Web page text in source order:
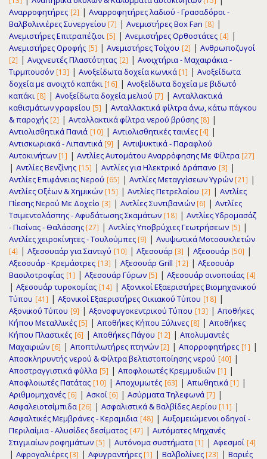
Αναρροφητήρες [2] | Αναρροφητήρες λαδιού - Γρασαδόροι -
Βαλβολινιέρες Συνεργείου [7] | Ανεμιστήρες Box Fan [8] |
Ανεμιστήρες Επιτραπέζιοι [5] | Ανεμιστήρες Ορθοστάτες [4] |
Ανεμιστήρες Οροφής [5] | Ανεμιστήρες Τοίχου [2] | Ανθρωποζυγοί
[2] | Ανιχνευτές Πλαστότητας [2] | Ανοιχτήρια - Μαχαιράκια -
Τιρμπουσόν [13] | Ανοξείδωτα δοχεία κωνικά [1] | Ανοξείδωτα
δοχεία με ανοιχτό καπάκι [16] | Ανοξείδωτα δοχεία με βιδωτό
καπάκι [8] | Ανοξείδωτα δοχεία μελιού [7] | Ανταλλακτικά
καθισμάτων γραφείου [5] | Ανταλλακτικά φίλτρα άνω, κάτω πάγκου
& παροχής [2] | Ανταλλακτικά φίλτρα νερού βρύσης [8] |
Αντιολισθητικά Πανιά [10] | Αντιολισθητικές ταινίες [4] |
Αντισκωριακά - Λιπαντικά [9] | Αντιψυκτικά - Παραφλού
Αυτοκινήτων [1] | Αντλίες Αυτομάτου Αναρρόφησης Με Φίλτρα [27]
| Αντλίες Βενζίνης [15] | Αντλίες για Ηλεκτρικό Δράπανο [3] |
Αντλίες Επιφάνειας Νερού [65] | Αντλίες Μεταγγίσεων Υγρών [21] |
Αντλίες Οξέων & Χημικών [15] | Αντλίες Πετρελαίου [2] | Αντλίες
Πίεσης Νερού Με Δοχείο [3] | Αντλίες Συντιβανιών [6] | Αντλίες
Τσιμεντολάσπης - Αφυδάτωσης Σκαμάτων [18] | Αντλίες Υδρομασάζ
- Πισίνας - Θαλάσσης [27] | Αντλίες Υποβρύχιες Γεωτρήσεων [5] |
Αντλίες χειροκίνητες - Τουλούμπες [9] | Ανυψωτικά Μοτοσυκλετών
[4] | Αξεσουαάρ για Σαντιγύ [10] | Αξεσουάρ [3] | Αξεσουάρ [50] |
Αξεσουάρ - Κρεμάστρες [13] | Αξεσουάρ Grill [12] | Αξεσουάρ
Βασιλοτροφίας [1] | Αξεσουάρ Γύρων [5] | Αξεσουάρ οινοποιίας [4]
| Αξεσουάρ τυροκομίας [14] | Αξονικοί Εξαεριστήρες Βιομηχανικού
Τύπου [41] | Αξονικοί Εξαεριστήρες Οικιακού Τύπου [18] |
Αξονικού Τύπου [9] | Αξονοφυγοκεντρικού Τύπου [13] | Αποθήκες
Κήπου Μεταλλικές [5] | Αποθήκες Κήπου Ξύλινες [8] | Αποθήκες
Κήπου Πλαστικές [6] | Αποθήκες Πάγου [12] | Απολυμαντές
Μαχαιριών [6] | Αποπτιλωτήρες πτηνών [2] | Απορροφητήρες [1] |
Αποσκληρυντής νερού & Φίλτρα βελτιστοποίησης νερού [40] |
Αποστραγγιστικά φύλλα [5] | Αποφλοιωτές Κρεμμυδιών [1] |
Αποφλοιωτές Πατάτας [10] | Αποχυμωτές [63] | Απωθητικά [1] |
Αριθμομηχανές [6] | Ασκοί [6] | Ασύρματα Τηλεφωνά [7] |
Ασφαλειοτσίμπιδα [26] | Ασφαλιστικά & Βαλβίδες Αερίου [11] |
Ασφαλτικές Μεμβράνες - Κεραμιδια [48] | Αυξομειώμενοι οδηγοί -
Περιλαίμια - Αλυσίδες δεσίματος [47] | Αυτόματες Μηχανές
Στιγμιαίων ροφημάτων [5] | Αυτόνομα συστήματα [1] | Αφεσμοί [4]
| Αφρογαλιέρες [3] | Αφυγραντήρες [1] | Βαλβολίνες [23] | Βαριές